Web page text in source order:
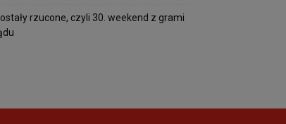
rzucone, czyli 30. weekend z grami